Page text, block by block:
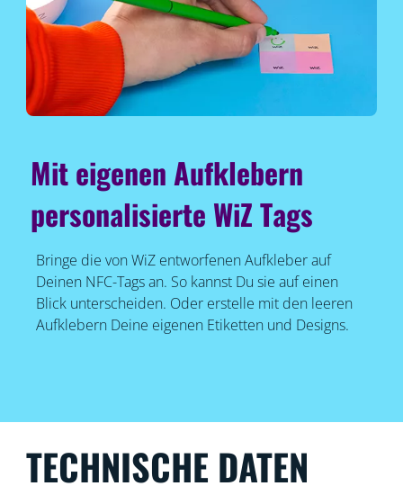
Mit eigenen Aufklebern
personalisierte WiZ Tags
Bringe die von WiZ entworfenen Aufkleber auf
Deinen NFC-Tags an. So kannst Du sie auf einen
Blick unterscheiden. Oder erstelle mit den leeren
Aufklebern Deine eigenen Etiketten und Designs.
TECHNISCHE DATEN